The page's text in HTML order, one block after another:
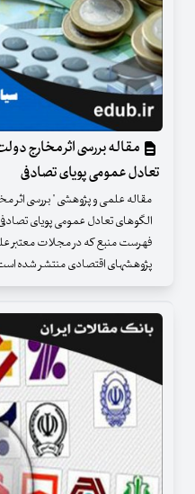
مقاله بررسی اثر مخارج
تعادل عمومی پویای تصادفی
مقاله علمی و پژوهشی " بررسی اثر
فهرست منبع که در مجلات معتبر
پژوهشهای اقتصادی منتشر شده